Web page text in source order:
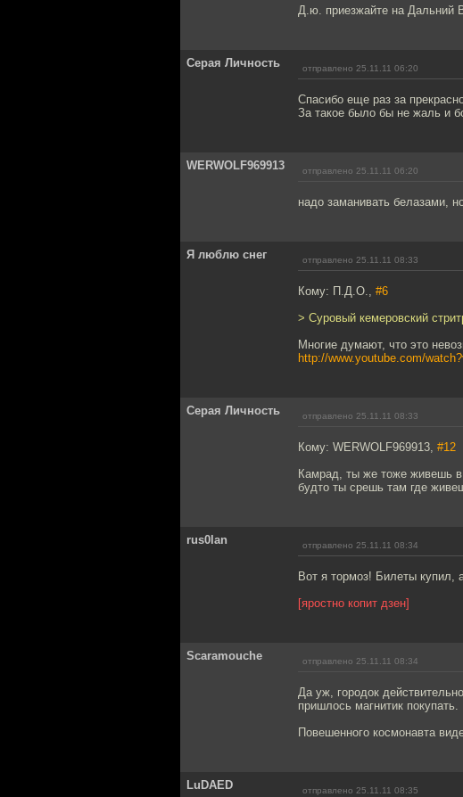
Д.ю. приезжайте на Дальний
Серая Личность отправлено 25.11.11 06:20
Спасибо еще раз за
За такое было бы не жаль и
WERWOLF969913 отправлено 25.11.11 06:20
надо заманивать белазами,
Я люблю снег отправлено 25.11.11 08:33
Кому: П.Д.О., #6
> Суровый кемеровский
Многие думают, что это
http://www.youtube.com/
Серая Личность отправлено 25.11.11 08:33
Кому: WERWOLF969913, #12
Камрад, ты же тоже живешь в
будто ты срешь там где
rus0lan отправлено 25.11.11 08:34
Вот я тормоз! Билеты купил,
[яростно копит дзен]
Scaramouche отправлено 25.11.11 08:34
Да уж, городок
пришлось магнитик покупать.
Повешенного космонавта
LuDAED отправлено 25.11.11 08:35